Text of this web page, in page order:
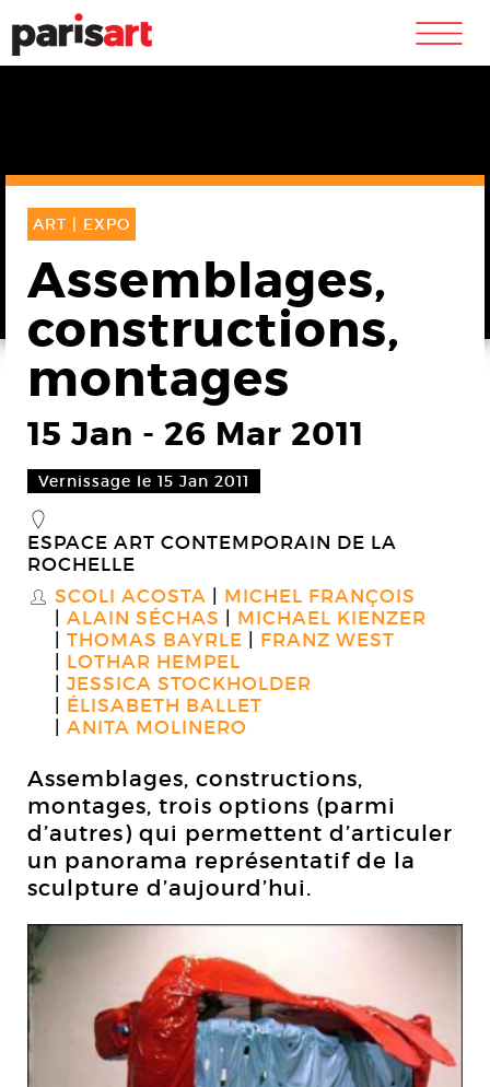
m
ART | EXPO
Assemblages,
constructions,
montages
15 Jan - 26 Mar 2011
Vernissage le 15 Jan 2011
_
ESPACE ART CONTEMPORAIN DE LA
ROCHELLE
S SCOLI ACOSTA
MICHEL FRANÇOIS
ALAIN SÉCHAS
MICHAEL KIENZER
THOMAS BAYRLE
FRANZ WEST
LOTHAR HEMPEL
JESSICA STOCKHOLDER
ÉLISABETH BALLET
ANITA MOLINERO
Assemblages, constructions,
montages, trois options (parmi
d’autres) qui permettent d’articuler
un panorama représentatif de la
sculpture d’aujourd’hui.